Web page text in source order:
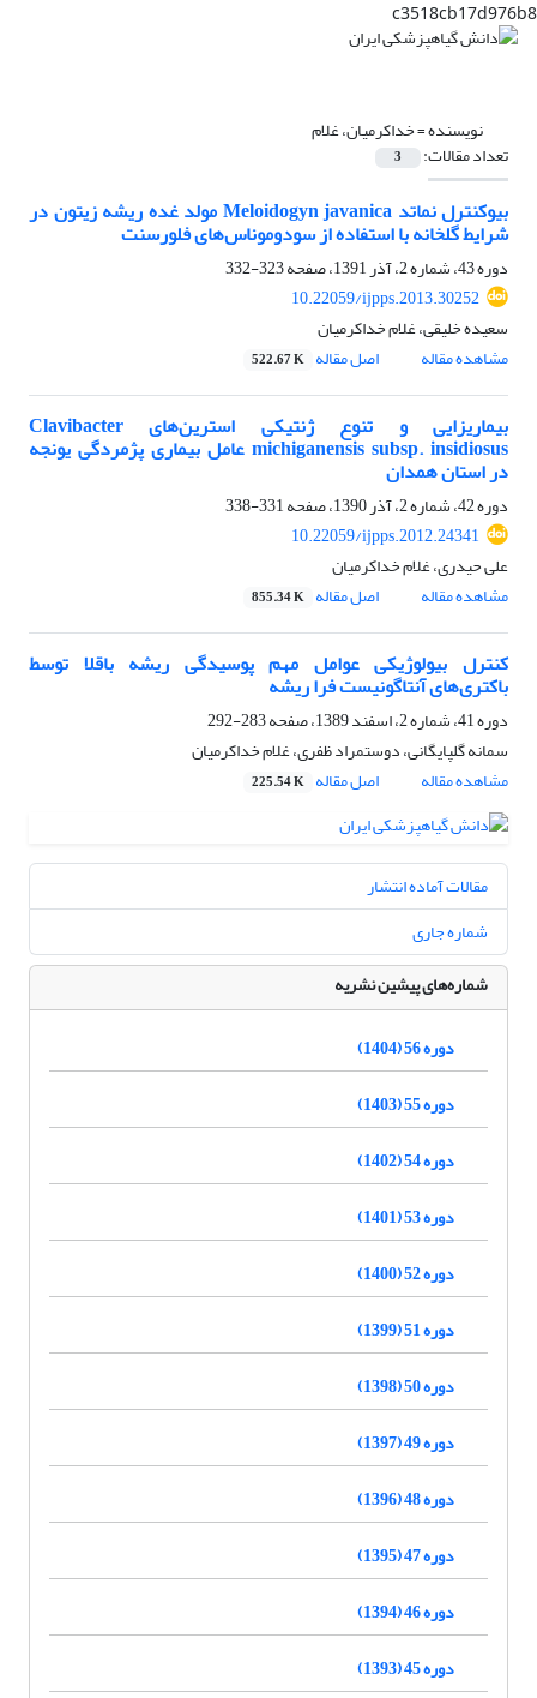
c3518cb17d976b8
نویسنده =خداکرمیان، غلام
تعداد مقالات: 3
بیوکنترل نماتد Meloidogyn javanica مولد غده ریشه زیتون در
شرایط گلخانه با استفاده از سودوموناس‌های فلورسنت
دوره 43، شماره 2، آذر 1391، صفحه
323-332
10.22059/ijpps.2013.30252
سعیده خلیقی، غلام خداکرمیان
مشاهده مقاله
اصل مقاله 522.67 K
بیماریزایی و تنوع ژنتیکی استرین‌های Clavibacter
michiganensis subsp. insidiosus عامل بیماری پژمردگی یونجه
در استان همدان
دوره 42، شماره 2، آذر 1390، صفحه
331-338
10.22059/ijpps.2012.24341
علی حیدری، غلام خداکرمیان
مشاهده مقاله
اصل مقاله 855.34 K
کنترل بیولوژیکی عوامل مهم پوسیدگی ریشه‌ باقلا توسط
باکتری‌ها‌ی آنتاگونیست فرا ریشه
دوره 41، شماره 2، اسفند 1389، صفحه
283-292
سمانه گلپایگانی، دوستمراد ظفری، غلام خداکرمیان
مشاهده مقاله
اصل مقاله 225.54 K
مقالات آماده انتشار
شماره جاری
شماره‌های پیشین نشریه
دوره 56 (1404)
دوره 55 (1403)
دوره 54 (1402)
دوره 53 (1401)
دوره 52 (1400)
دوره 51 (1399)
دوره 50 (1398)
دوره 49 (1397)
دوره 48 (1396)
دوره 47 (1395)
دوره 46 (1394)
دوره 45 (1393)